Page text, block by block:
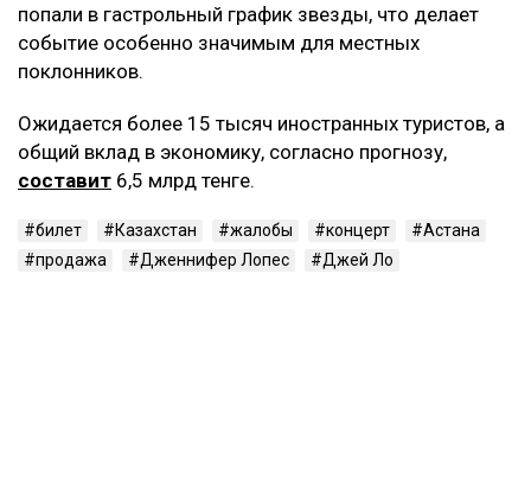
попали в гастрольный график звезды, что делает
событие особенно значимым для местных
поклонников.
Ожидается более 15 тысяч иностранных туристов, а
общий вклад в экономику, согласно прогнозу,
составит 6,5 млрд тенге.
билет Казахстан жалобы концерт
Астана
продажа
Дженнифер Лопес Джей Ло